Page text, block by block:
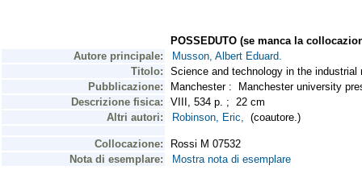
POSSEDUTO (se manca la
Autore principale:
Musson, Albert Eduard.
Titolo:
Science and technology in the
Pubblicazione:
Manchester : Manchester university
Descrizione fisica:
VIII, 534 p. ; 22 cm
Altri autori:
Robinson, Eric, (coautore.)
Collocazione:
Rossi M 07532
Nota di esemplare:
Mostra nota di esemplare